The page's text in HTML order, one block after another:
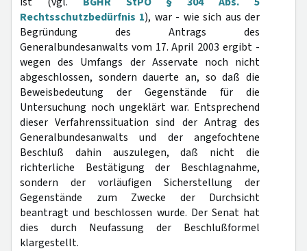
Rechtsschutzbedürfnis 1), war - wie sich aus der
Begründung des Antrags des
Generalbundesanwalts vom 17. April 2003 ergibt -
wegen des Umfangs der Asservate noch nicht
abgeschlossen, sondern dauerte an, so daß die
Beweisbedeutung der Gegenstände für die
Untersuchung noch ungeklärt war. Entsprechend
dieser Verfahrenssituation sind der Antrag des
Generalbundesanwalts und der angefochtene
Beschluß dahin auszulegen, daß nicht die
richterliche Bestätigung der Beschlagnahme,
sondern der vorläufigen Sicherstellung der
Gegenstände zum Zwecke der Durchsicht
beantragt und beschlossen wurde. Der Senat hat
dies durch Neufassung der Beschlußformel
klargestellt.